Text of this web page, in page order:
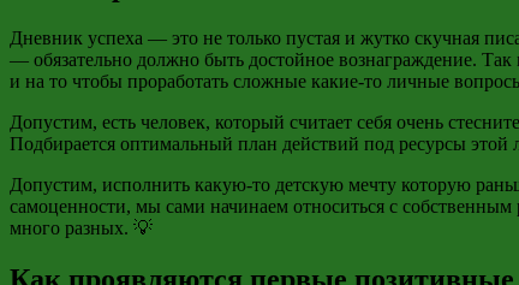
Дневник успеха — это не только пустая и жутко скучная
— обязательно должно быть достойное вознаграждение.
и на то чтобы проработать сложные какие-то личные
Допустим, есть человек, который считает себя очень
Подбирается оптимальный план действий под ресурсы
Допустим, исполнить какую-то детскую мечту которую
самоценности, мы сами начинаем относиться с
много разных. 💡